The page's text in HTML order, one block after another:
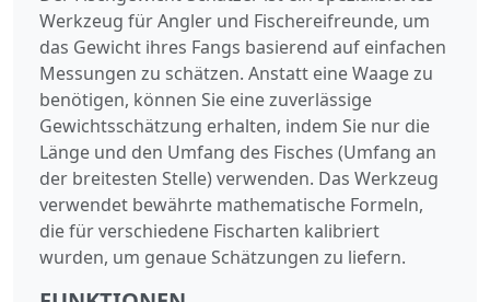
Werkzeug für Angler und Fischereifreunde, um
das Gewicht ihres Fangs basierend auf einfachen
Messungen zu schätzen. Anstatt eine Waage zu
benötigen, können Sie eine zuverlässige
Gewichtsschätzung erhalten, indem Sie nur die
Länge und den Umfang des Fisches (Umfang an
der breitesten Stelle) verwenden. Das Werkzeug
verwendet bewährte mathematische Formeln,
die für verschiedene Fischarten kalibriert
wurden, um genaue Schätzungen zu liefern.